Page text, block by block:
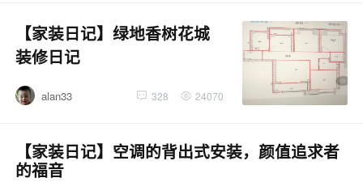
【家装日记】绿地香树花城
装修日记
alan33 328 24070
【家装日记】空调的背出式安装，颜值追求者
的福音